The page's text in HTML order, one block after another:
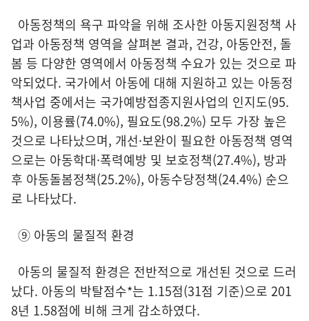
아동정책의 욕구 파악을 위해 조사한 아동지원정책 사
업과 아동정책 영역을 살펴본 결과, 건강, 아동안전, 돌
봄 등 다양한 영역에서 아동정책 수요가 있는 것으로 파
악되었다. 국가에서 아동에 대해 지원하고 있는 아동정
책사업 중에서는 국가예방접종지원사업의 인지도(95.
5%), 이용률(74.0%), 필요도(98.2%) 모두 가장 높은
것으로 나타났으며, 개선·보완이 필요한 아동정책 영역
으로는 아동학대·폭력예방 및 보호정책(27.4%), 방과
후 아동돌봄정책(25.2%), 아동수당정책(24.4%) 순으
로 나타났다.
⑨ 아동의 물질적 환경
아동의 물질적 환경은 전반적으로 개선된 것으로 드러
났다. 아동의 박탈점수*는 1.15점(31점 기준)으로 201
8년 1.58점에 비해 크게 감소하였다.